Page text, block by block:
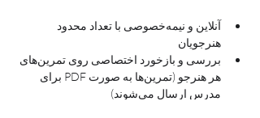
آنلاین و نیمه‌خصوصی با تعداد محدود
هنرجویان
بررسی و بازخورد اختصاصی روی تمرین‌های
هر هنرجو (تمرین‌ها به صورت PDF برای
مدرس ارسال می‌شوند)